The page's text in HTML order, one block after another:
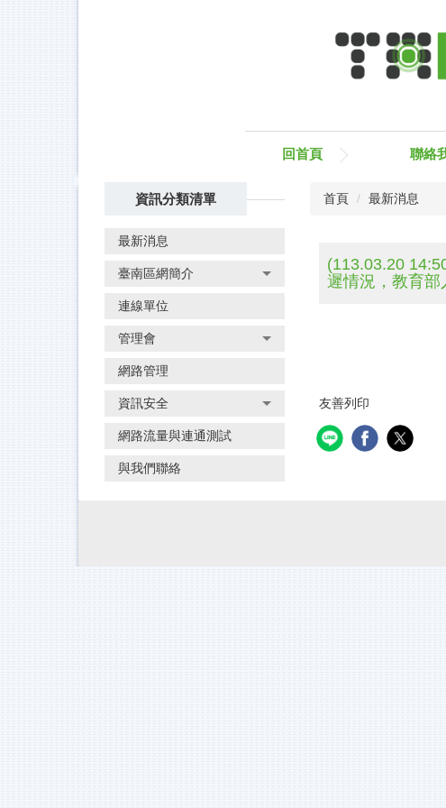
回首頁 聯絡
資訊分類清單
最新消息
臺南區網簡介
連線單位
管理會
網路管理
資訊安全
網路流量與連通測試
與我們聯絡
首頁 最新消息
(113.03.20
遲情況，教育部
友善列印